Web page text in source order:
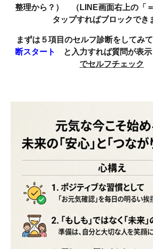
整理から？） （LINE画面右上の「
タップすればブロックでき
まずは５項目のセルフ診断をしてみ
断スタート
と入力すれば質問が表示
でセルフチェック